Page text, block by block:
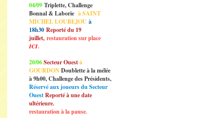
04/09 Triplette, Challenge
Bonnal & Laborie à SAINT
MICHEL LOUBEJOU à
18h30 Reporté du 19
juillet, restauration sur place
ICI.
20/06Secteur Ouestà
GOURDONDoublette à la mélée
à 9h00, Challenge des Présidents,
Réservé aux joueurs du Secteur
OuestReporté à une date
ultérieure.
restauration à la pause.